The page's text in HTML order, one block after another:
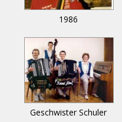
1986
Geschwister Schuler